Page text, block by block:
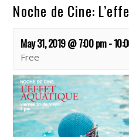
Noche de Cine:
May 31, 2019 @ 7:00 pm-
Free